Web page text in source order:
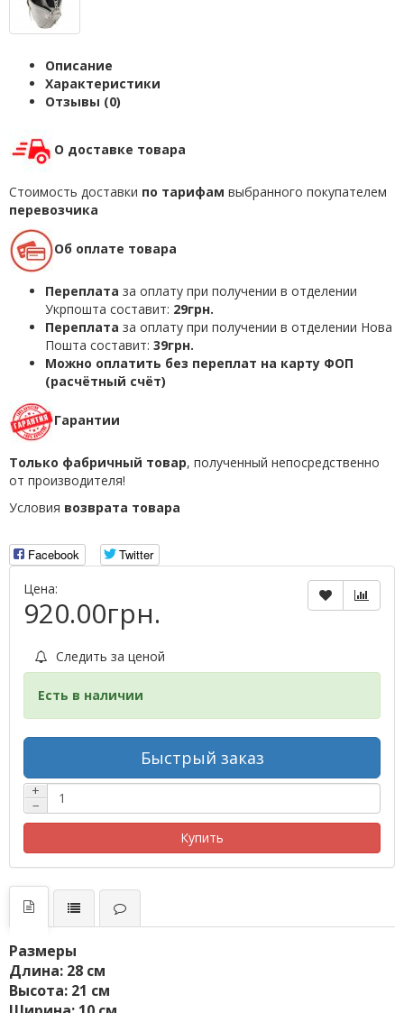
Описание
Характеристики
Отзывы (0)
О доставке товара
Стоимость доставки по тарифам выбранного покупателем
перевозчика
Об оплате товара
Переплата за оплату при получении в отделении
Укрпошта составит: 29грн.
Переплата за оплату при получении в отделении Нова
Пошта составит: 39грн.
Можно оплатить без переплат на карту ФОП
(расчётный счёт)
Гарантии
Только фабричный товар, полученный непосредственно
от производителя!
Условия возврата товара
Facebook
Twitter
Цена:
920.00грн.
Следить за ценой
Есть в наличии
Быстрый заказ
+
−
Купить
Размеры
Длина: 28 см
Высота: 21 см